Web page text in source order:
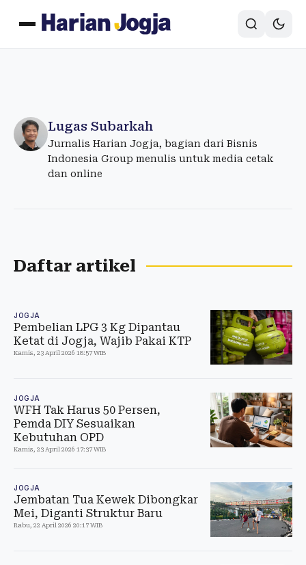
Lugas Subarkah
Jurnalis Harian Jogja, bagian dari Bisnis
Indonesia Group menulis untuk media cetak
dan online
Daftar artikel
JOGJA
Pembelian LPG 3 Kg Dipantau
Ketat di Jogja, Wajib Pakai KTP
Kamis, 23 April 2026 18:57 WIB
JOGJA
WFH Tak Harus 50 Persen,
Pemda DIY Sesuaikan
Kebutuhan OPD
Kamis, 23 April 2026 17:37 WIB
JOGJA
Jembatan Tua Kewek Dibongkar
Mei, Diganti Struktur Baru
Rabu, 22 April 2026 20:17 WIB